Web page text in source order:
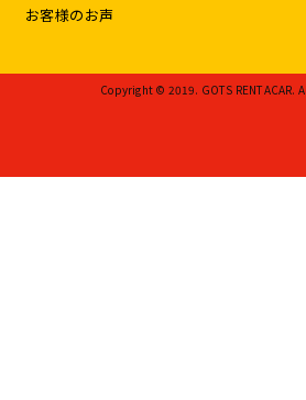
お客様のお声
Copyright © 2019. GOTS RENTACAR.